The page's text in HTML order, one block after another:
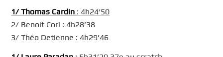
1/ Thomas Cardin : 4h24’50
2/ Benoit Cori : 4h28’38
3/ Théo Detienne : 4h29’46